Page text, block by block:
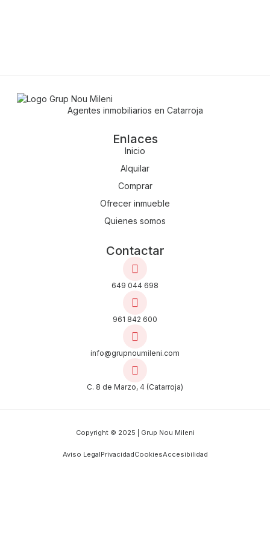
Agentes inmobiliarios en Catarroja
Enlaces
Inicio
Alquilar
Comprar
Ofrecer inmueble
Quienes somos
Contactar
649 044 698
961 842 600
info@grupnoumileni.com
C. 8 de Marzo, 4 (Catarroja)
Copyright © 2025 | Grup Nou Mileni
Aviso LegalPrivacidadCookiesAccesibilidad